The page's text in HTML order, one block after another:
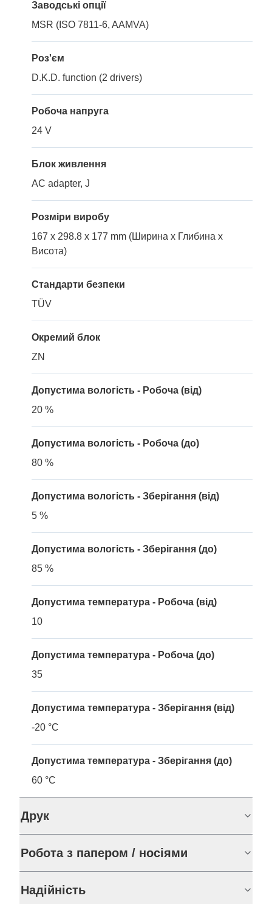
Заводські опції
MSR (ISO 7811-6, AAMVA)
Роз'єм
D.K.D. function (2 drivers)
Робоча напруга
24 V
Блок живлення
AC adapter, J
Розміри виробу
167 x 298.8 x 177 mm (Ширина x Глибина x
Висота)
Стандарти безпеки
TÜV
Окремий блок
ZN
Допустима вологість - Робоча (від)
20 %
Допустима вологість - Робоча (до)
80 %
Допустима вологість - Зберігання (від)
5 %
Допустима вологість - Зберігання (до)
85 %
Допустима температура - Робоча (від)
10
Допустима температура - Робоча (до)
35
Допустима температура - Зберігання (від)
-20 °C
Допустима температура - Зберігання (до)
60 °C
Друк
Робота з папером / носіями
Надійність